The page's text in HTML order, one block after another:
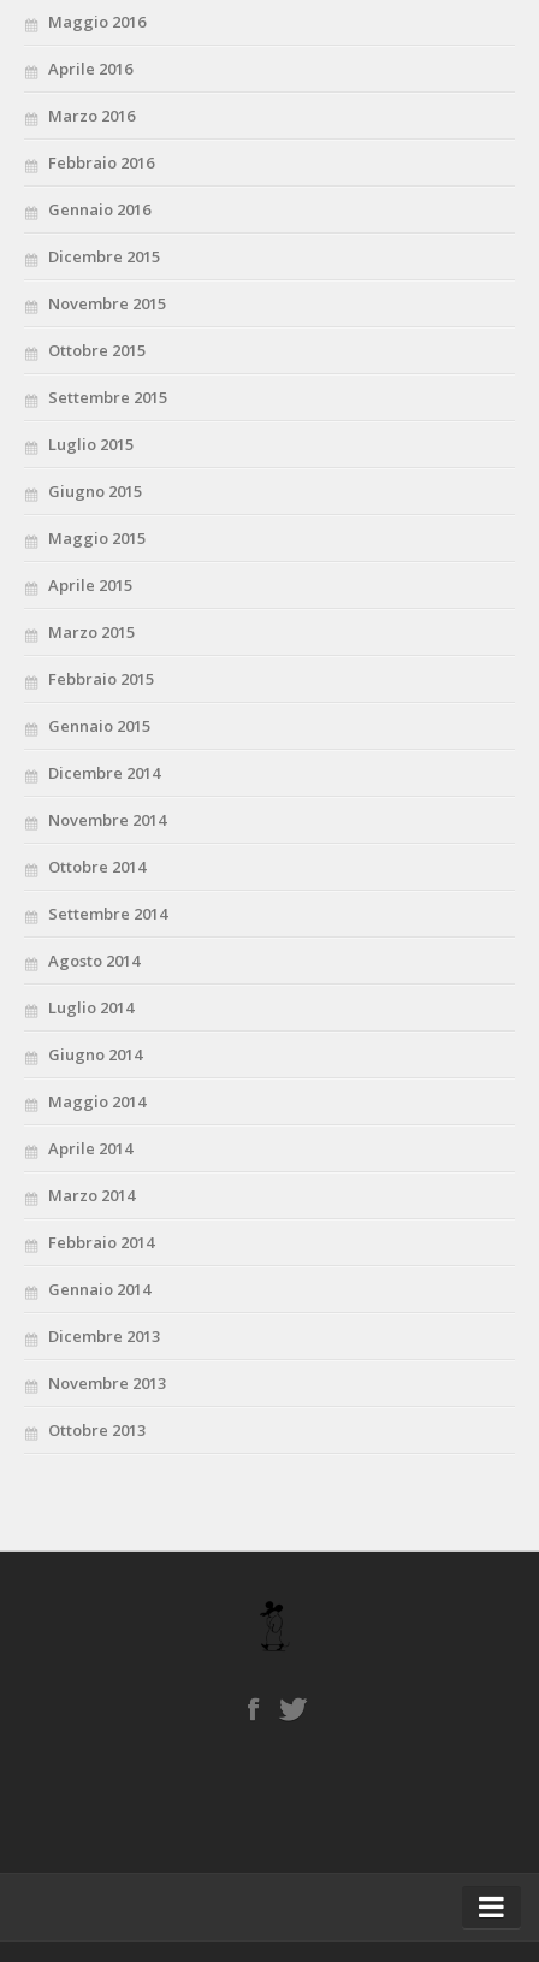
Maggio 2016
Aprile 2016
Marzo 2016
Febbraio 2016
Gennaio 2016
Dicembre 2015
Novembre 2015
Ottobre 2015
Settembre 2015
Luglio 2015
Giugno 2015
Maggio 2015
Aprile 2015
Marzo 2015
Febbraio 2015
Gennaio 2015
Dicembre 2014
Novembre 2014
Ottobre 2014
Settembre 2014
Agosto 2014
Luglio 2014
Giugno 2014
Maggio 2014
Aprile 2014
Marzo 2014
Febbraio 2014
Gennaio 2014
Dicembre 2013
Novembre 2013
Ottobre 2013